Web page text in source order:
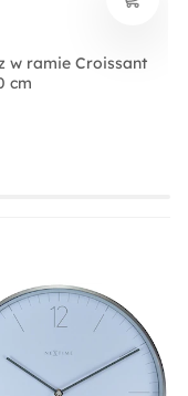
w ramie Croissant
cm